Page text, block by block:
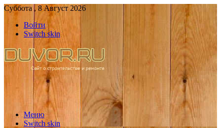
Суббота , 8 Август 2026
Войти
Switch skin
Меню
Switch skin